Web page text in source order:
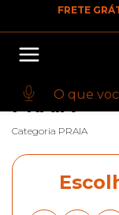
10%
Baixe o
FRETE
PRAIA
Categoria PRAIA